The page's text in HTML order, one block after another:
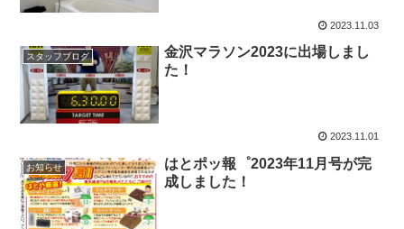
2023.11.03
スタッフブログ
金沢マラソン2023に出場しまし
た！
2023.11.01
お知らせ
はとポッ報゜2023年11月号が完
成しました！